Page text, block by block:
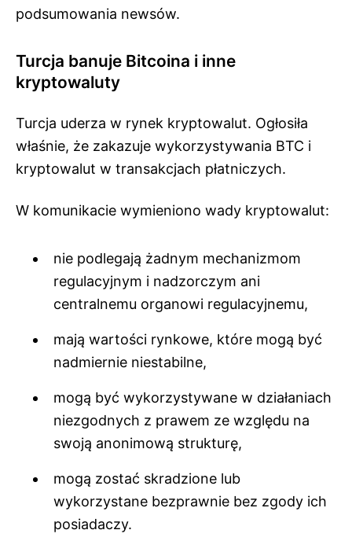
podsumowania newsów.
Turcja banuje Bitcoina i inne
kryptowaluty
Turcja uderza w rynek kryptowalut. Ogłosiła
właśnie, że zakazuje wykorzystywania BTC i
kryptowalut w transakcjach płatniczych.
W komunikacie wymieniono wady kryptowalut:
nie podlegają żadnym mechanizmom
regulacyjnym i nadzorczym ani
centralnemu organowi regulacyjnemu,
mają wartości rynkowe, które mogą być
nadmiernie niestabilne,
mogą być wykorzystywane w działaniach
niezgodnych z prawem ze względu na
swoją anonimową strukturę,
mogą zostać skradzione lub
wykorzystane bezprawnie bez zgody ich
posiadaczy.